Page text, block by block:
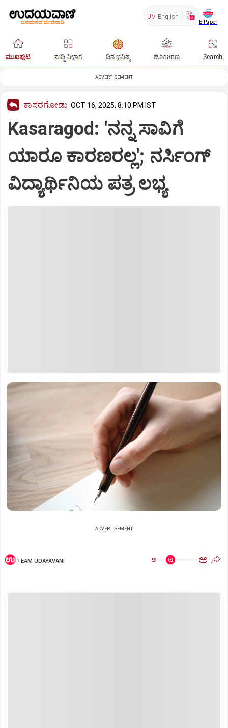
UV English
E-Paper
ಮುಖಪುಟ ಸುದ್ದಿ ವಿಭಾಗ ದಿನ ಭವಿಷ್ಯ ಹೊಂಗಿರಣ Search
ADVERTISEMENT
ಕಾಸರಗೋಡು OCT 16, 2025, 8:10 PM IST
Kasaragod: 'ನನ್ನ ಸಾವಿಗೆ
ಯಾರೂ ಕಾರಣರಲ್ಲ'; ನರ್ಸಿಂಗ್‌
ವಿದ್ಯಾರ್ಥಿನಿಯ ಪತ್ರ ಲಭ್ಯ
ADVERTISEMENT
TEAM UDAYAVANI ಅ ಅ